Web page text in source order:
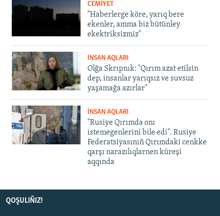
CEMİYET
"Haberlerge köre, yarıq bere
ekenler, amma biz bütünley
ekektriksizmiz"
İNSAN AQLARI
Olğa Skrıpnık: "Qırım azat etilsin
dep, insanlar yarıqsız ve suvsuz
yaşamağa azırlar"
İNSAN AQLARI
"Rusiye Qırımda onı
istemegenlerini bile edi". Rusiye
Federatsiyasınıñ Qırımdaki cenkke
qarşı narazılıqlarnen küreşi
aqqında
QOŞULIÑIZ!